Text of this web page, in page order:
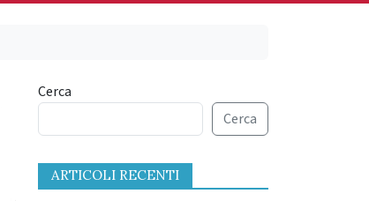
Cerca
Cerca
ARTICOLI RECENTI